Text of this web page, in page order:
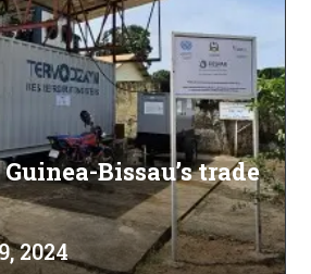
Bissau’s trade
2024